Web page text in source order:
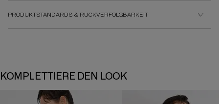
PRODUKTSTANDARDS & RÜCKVERFOLGBARKEIT
KOMPLETTIERE DEN LOOK